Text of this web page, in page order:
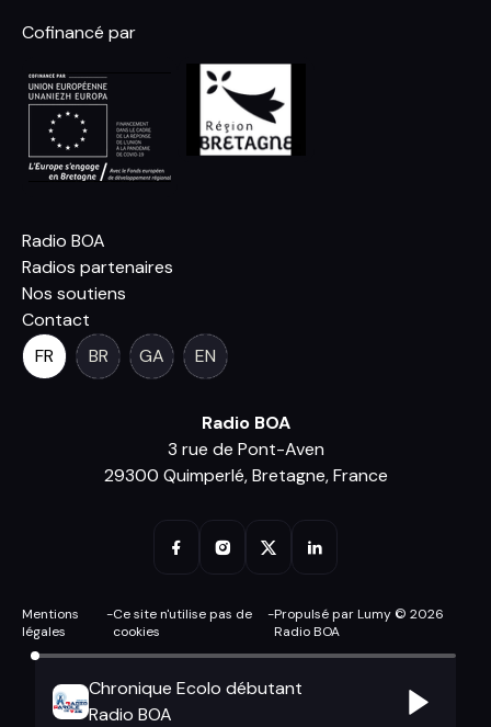
Cofinancé par
Radio BOA
Radios partenaires
Nos soutiens
Contact
FR
BR GA EN
Radio BOA
3 rue de Pont-Aven
29300 Quimperlé, Bretagne, France
Mentions
légales
-Ce site n'utilise pas de
cookies
-Propulsé par Lumy © 2026
Radio BOA
Chronique Ecolo débutant
Radio BOA